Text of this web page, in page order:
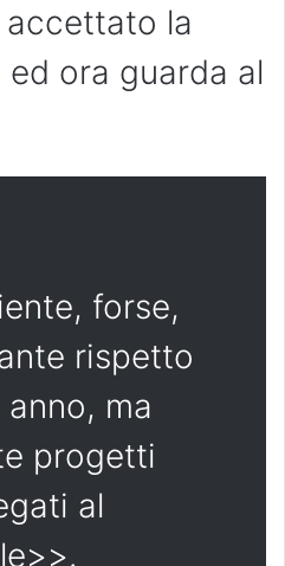
accettato la
ora guarda al
forse,
rispetto
ma
progetti
al